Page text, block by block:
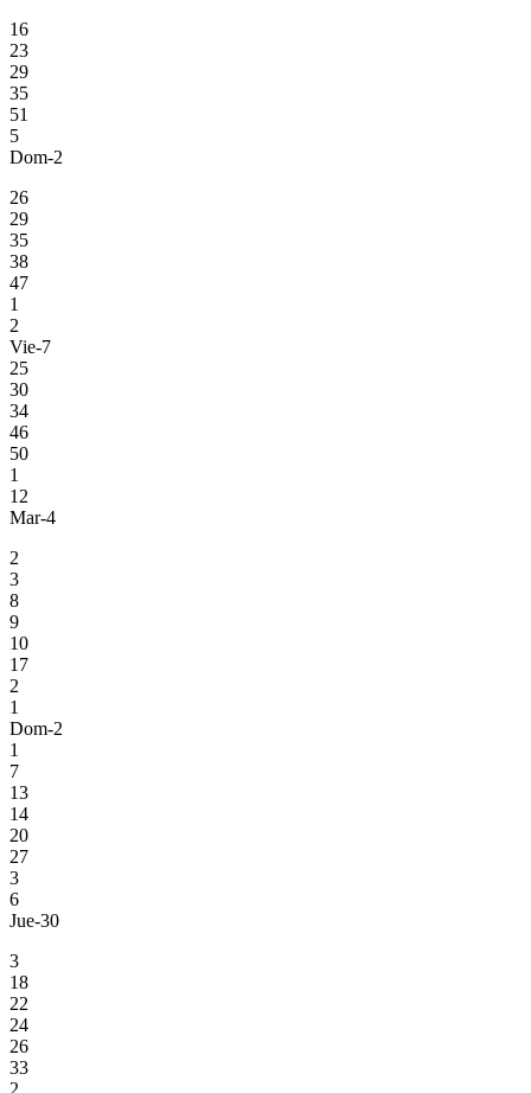
16
23
29
35
51
5
Dom-2
26
29
35
38
47
1
2
Vie-7
25
30
34
46
50
1
12
Mar-4
2
3
8
9
10
17
2
1
Dom-2
1
7
13
14
20
27
3
6
Jue-30
3
18
22
24
26
33
2